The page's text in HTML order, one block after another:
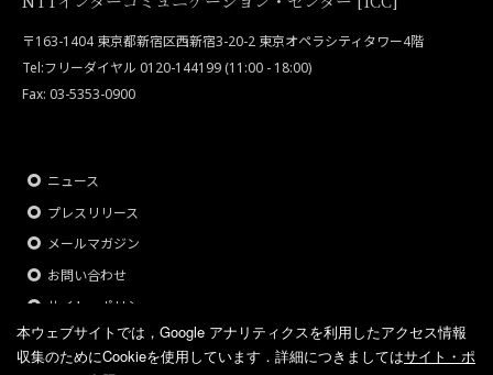
〒163-1404 東京都新宿区西新宿3-20-2 東京オペラシティタワー4階
Tel:フリーダイヤル 0120-144199 (11:00 - 18:00)
Fax: 03-5353-0900
ニュース
プレスリリース
メールマガジン
お問い合わせ
サイト・ポリシー
本ウェブサイトでは，Google アナリティクスを利用したアクセス情報
収集のためにCookieを使用しています． 詳細につきましてはサイト・ポ